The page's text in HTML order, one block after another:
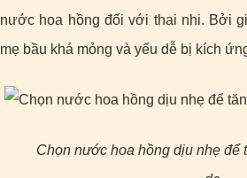
nước hoa hồng đối với thai nhi. Bởi
mẹ bầu khá mỏng và yếu dễ bị kích
Chọn nước hoa hồng dịu nhẹ để